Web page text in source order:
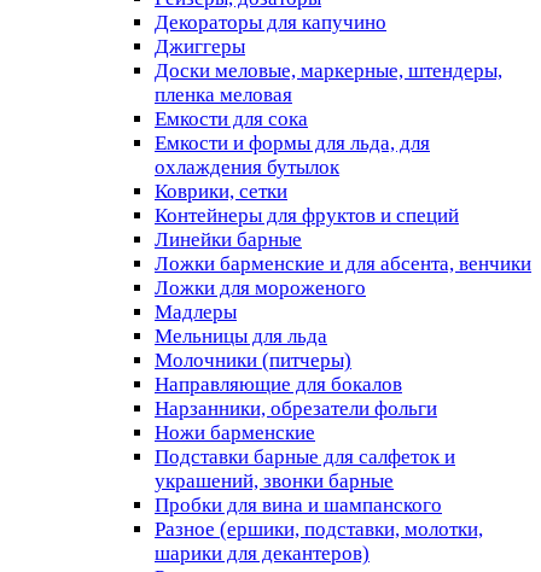
Декораторы для капучино
Джиггеры
Доски меловые, маркерные, штендеры,
пленка меловая
Емкости для сока
Емкости и формы для льда, для
охлаждения бутылок
Коврики, сетки
Контейнеры для фруктов и специй
Линейки барные
Ложки барменские и для абсента, венчики
Ложки для мороженого
Мадлеры
Мельницы для льда
Молочники (питчеры)
Направляющие для бокалов
Нарзанники, обрезатели фольги
Ножи барменские
Подставки барные для салфеток и
украшений, звонки барные
Пробки для вина и шампанского
Разное (ершики, подставки, молотки,
шарики для декантеров)